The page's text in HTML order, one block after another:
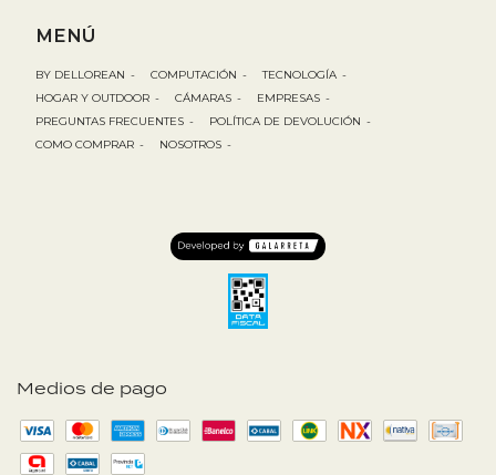
Medios de pago
MENÚ
BY DELLOREAN - COMPUTACIÓN - TECNOLOGÍA -
HOGAR Y OUTDOOR - CÁMARAS - EMPRESAS -
PREGUNTAS FRECUENTES - POLÍTICA DE DEVOLUCIÓN -
COMO COMPRAR - NOSOTROS -